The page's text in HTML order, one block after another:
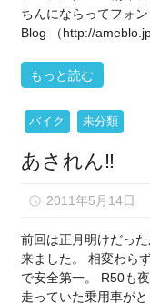
ちんにならってフォ
Blog （http://
もっと読む
バイク 未分類
あされん‼
2011年5月14日
前回は正月明けだっ
来ました。 相変わら
で安全第一。 R50も
走っていた乗用車が